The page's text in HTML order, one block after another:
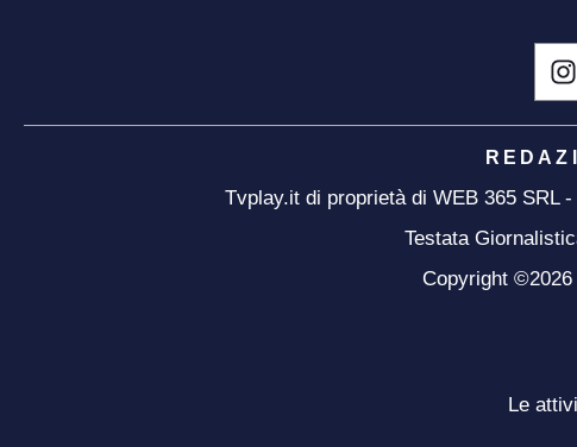
Tvplay.it di proprietà di WEB 365 SRL
Testata
Copyright
Le